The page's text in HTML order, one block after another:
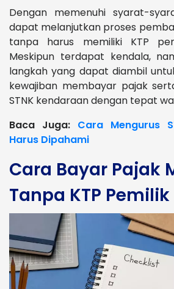
Dengan memenuhi syarat-
dapat melanjutkan proses
tanpa harus memiliki KTP
Meskipun terdapat kendala,
langkah yang dapat diambil
kewajiban membayar pajak
STNK kendaraan dengan tepat
Baca Juga: Cara Mengurus
Harus Dipahami
Cara Bayar Pajak
Tanpa KTP Pemilik